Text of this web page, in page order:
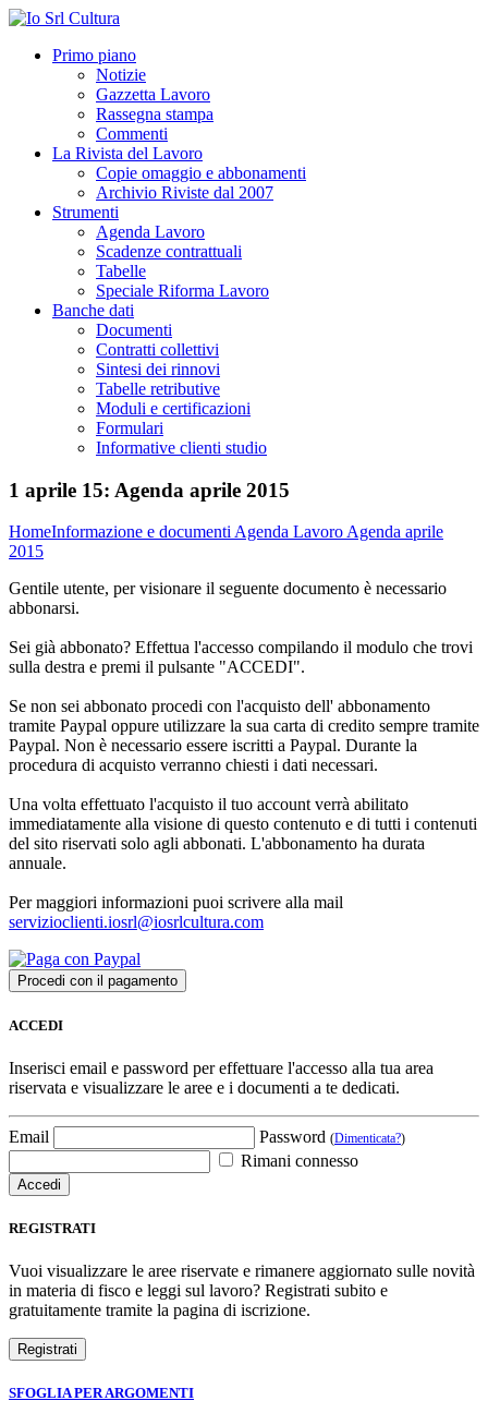
Primo piano
Notizie
Gazzetta Lavoro
Rassegna stampa
Commenti
La Rivista del Lavoro
Copie omaggio e abbonamenti
Archivio Riviste dal 2007
Strumenti
Agenda Lavoro
Scadenze contrattuali
Tabelle
Speciale Riforma Lavoro
Banche dati
Documenti
Contratti collettivi
Sintesi dei rinnovi
Tabelle retributive
Moduli e certificazioni
Formulari
Informative clienti studio
1 aprile 15: Agenda aprile 2015
HomeInformazione e documentiAgenda LavoroAgenda aprile
2015
Gentile utente, per visionare il seguente documento è necessario
abbonarsi.
Sei già abbonato? Effettua l'accesso compilando il modulo che trovi
sulla destra e premi il pulsante "ACCEDI".
Se non sei abbonato procedi con l'acquisto dell' abbonamento
tramite Paypal oppure utilizzare la sua carta di credito sempre tramite
Paypal. Non è necessario essere iscritti a Paypal. Durante la
procedura di acquisto verranno chiesti i dati necessari.
Una volta effettuato l'acquisto il tuo account verrà abilitato
immediatamente alla visione di questo contenuto e di tutti i contenuti
del sito riservati solo agli abbonati. L'abbonamento ha durata
annuale.
Per maggiori informazioni puoi scrivere alla mail
servizioclienti.iosrl@iosrlcultura.com
ACCEDI
Inserisci email e password per effettuare l'accesso alla tua area
riservata e visualizzare le aree e i documenti a te dedicati.
Email Password (Dimenticata?)
Rimani connesso
REGISTRATI
Vuoi visualizzare le aree riservate e rimanere aggiornato sulle novità
in materia di fisco e leggi sul lavoro? Registrati subito e
gratuitamente tramite la pagina di iscrizione.
SFOGLIA PER ARGOMENTI